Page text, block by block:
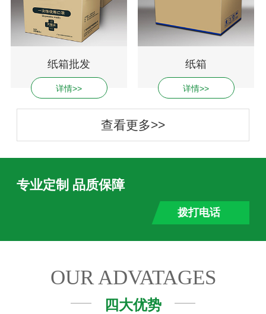
纸箱批发
详情>>
纸箱
详情>>
查看更多>>
专业定制 品质保障
拨打电话
OUR ADVATAGES
四大优势